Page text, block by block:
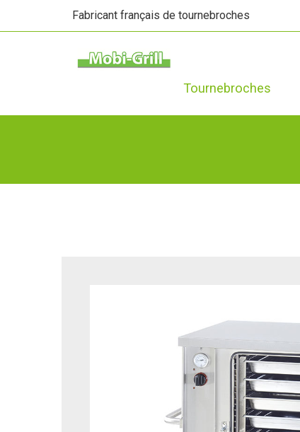
Fabricant français de tournebroches
Tournebroches